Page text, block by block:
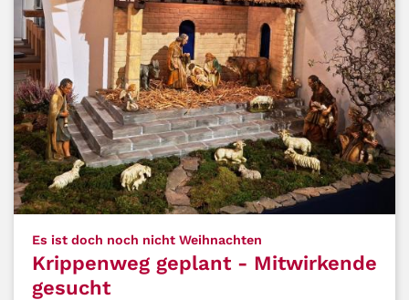
Es ist doch noch nicht Weihnachten
Krippenweg geplant - Mitwirkende
gesucht